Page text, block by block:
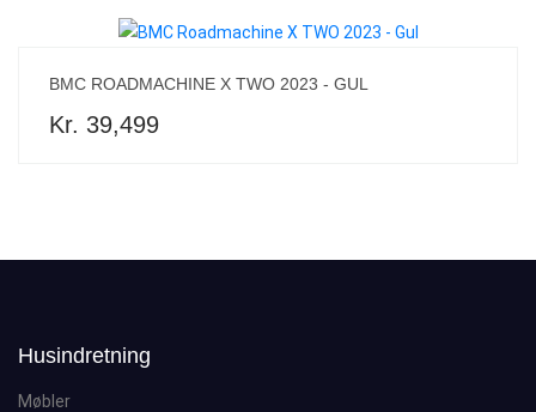
BMC ROADMACHINE X TWO 2023 - GUL
Kr. 39,499
Husindretning
Møbler